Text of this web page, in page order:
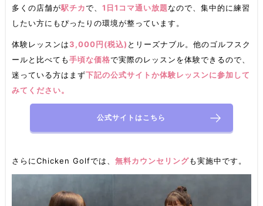
多くの店舗が駅チカで、 1日1コマ通い放題なので、集中的に練習
したい方にもぴったりの環境が整っています。
体験レッスンは3,000円(税込) とリーズナブル。他のゴルフスク
ールと比べても手頃な価格で実際のレッスンを体験できるので、
迷っている方はまず下記の公式サイトか体験レッスンに参加して
みてください。
公式サイトはこちら
さらにChicken Golfでは、 無料カウンセリングも実施中です。